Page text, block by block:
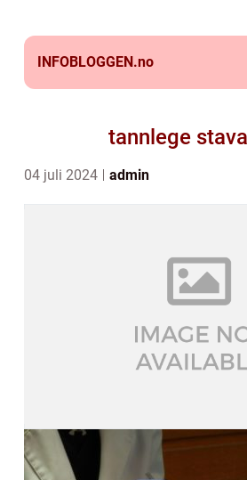
INFOBLOGGEN.no
tannlege
04 juli 2024 admin